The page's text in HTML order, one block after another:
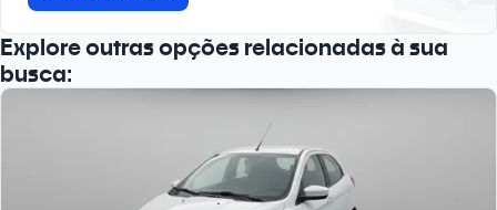
Explore outras opções relacionadas à sua
busca: